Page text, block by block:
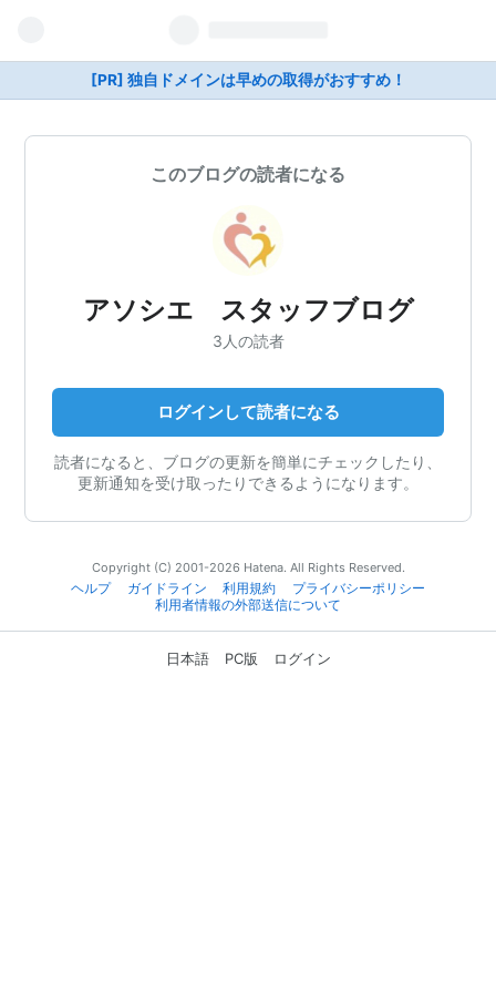
[PR] 独自ドメインは早めの取得がおすすめ！
このブログの読者になる
アソシエ スタッフブログ
3人の読者
ログインして読者になる
読者になると、ブログの更新を簡単にチェックしたり、
更新通知を受け取ったりできるようになります。
Copyright (C) 2001-2026 Hatena. All Rights Reserved.
ヘルプ
ガイドライン 利用規約
プライバシーポリシー
利用者情報の外部送信について
日本語 PC版 ログイン